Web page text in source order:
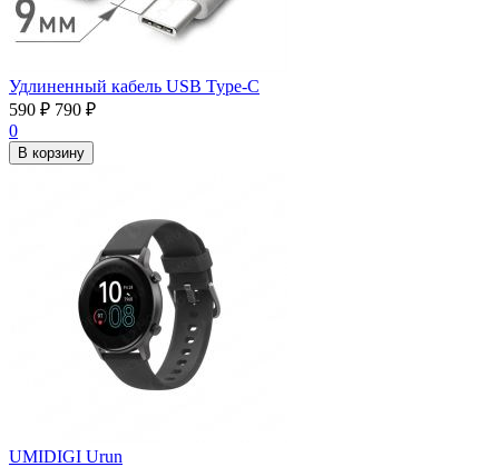
Удлиненный кабель USB Type-C
590 ₽ 790 ₽
0
В корзину
UMIDIGI Urun